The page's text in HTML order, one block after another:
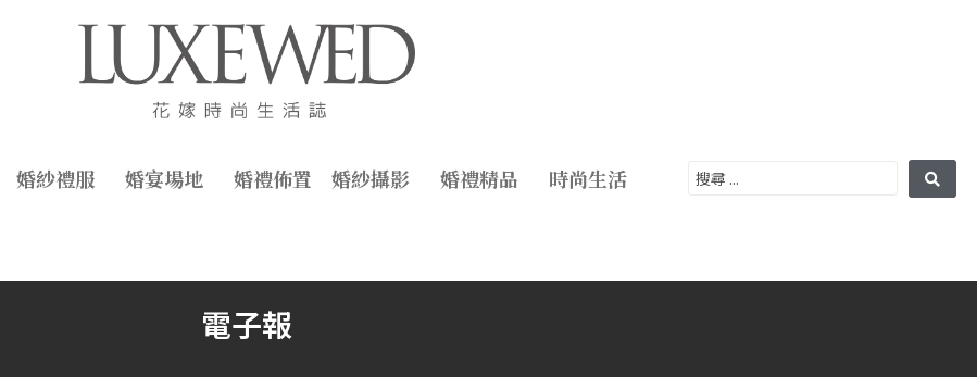
婚紗禮服 婚宴場地 婚禮佈置 婚紗攝影 婚禮精品 時尚生活
電子報